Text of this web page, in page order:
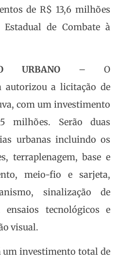
de R$ 13,6 milhões
de Combate à
URBANO – O
autorizou a licitação de
com um investimento
milhões. Serão duas
urbanas incluindo os
terraplenagem, base e
meio-fio e sarjeta,
sinalização de
ensaios tecnológicos e
visual.
um investimento total de